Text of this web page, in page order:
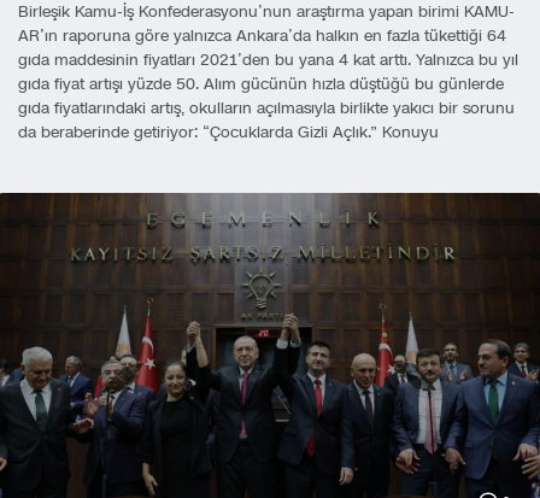
Birleşik Kamu-İş Konfederasyonu’nun araştırma yapan birimi KAMU-
AR’ın raporuna göre yalnızca Ankara’da halkın en fazla tükettiği 64
gıda maddesinin fiyatları 2021’den bu yana 4 kat arttı. Yalnızca bu yıl
gıda fiyat artışı yüzde 50. Alım gücünün hızla düştüğü bu günlerde
gıda fiyatlarındaki artış, okulların açılmasıyla birlikte yakıcı bir sorunu
da beraberinde getiriyor: “Çocuklarda Gizli Açlık.” Konuyu